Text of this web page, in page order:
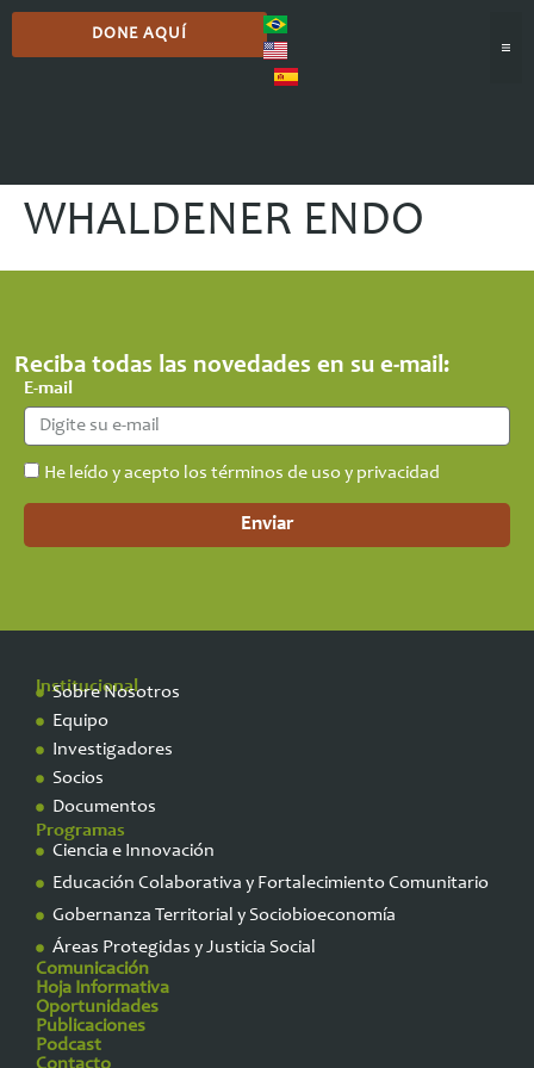
DONE AQUÍ
WHALDENER ENDO
Reciba todas las novedades en su e-mail:
E-mail
He leído y acepto los términos de uso y privacidad
Enviar
Institucional
Sobre Nosotros
Equipo
Investigadores
Socios
Documentos
Programas
Ciencia e Innovación
Educación Colaborativa y Fortalecimiento Comunitario
Gobernanza Territorial y Sociobioeconomía
Áreas Protegidas y Justicia Social
Comunicación
Hoja Informativa
Oportunidades
Publicaciones
Podcast